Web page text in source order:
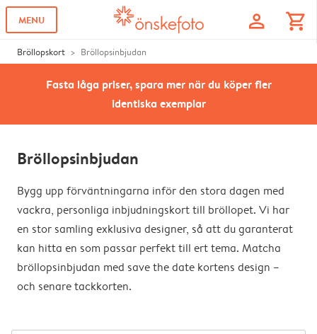
MENU profile shopping_cart
Bröllopskort Bröllopsinbjudan
Fasta låga priser, spara mer när du köper fler
identiska exemplar
Bröllopsinbjudan
Bygg upp förväntningarna inför den stora dagen med
vackra, personliga inbjudningskort till bröllopet. Vi har
en stor samling exklusiva designer, så att du garanterat
kan hitta en som passar perfekt till ert tema. Matcha
bröllopsinbjudan med save the date kortens design –
och senare tackkorten.